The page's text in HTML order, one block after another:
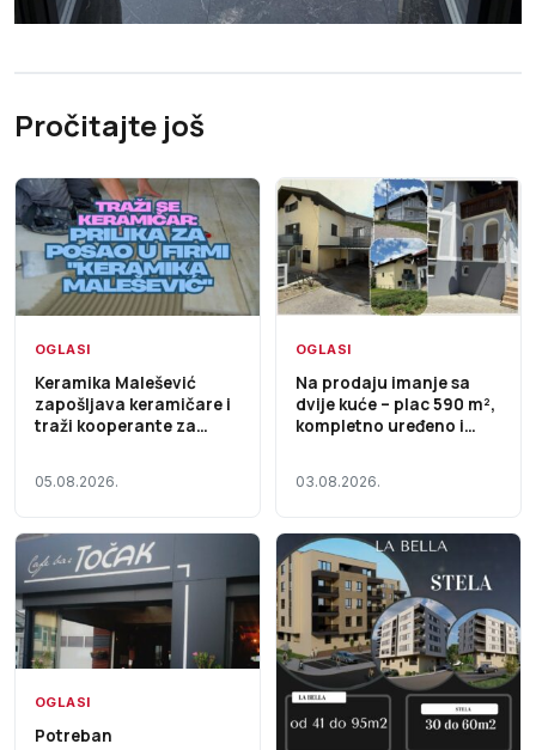
Pročitajte još
OGLASI
Keramika Malešević
zapošljava keramičare i
traži kooperante za
05.08.2026.
OGLASI
Na prodaju imanje sa
dvije kuće – plac 590 m²,
kompletno uređeno i
03.08.2026.
OGLASI
Potreban